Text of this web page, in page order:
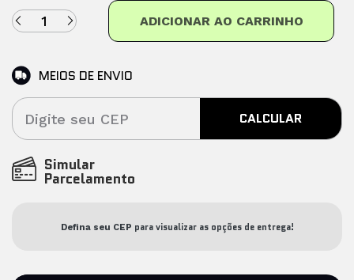
ADICIONAR AO CARRINHO
MEIOS DE ENVIO
CALCULAR
Simular
Parcelamento
Defina seu CEP para visualizar as opções de entrega!